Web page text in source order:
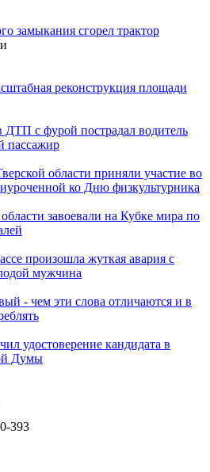
замыкания сгорел трактор
реконструкция площади
с фурой пострадал водитель
пассажир
области приняли участие во
ко Дню физкультурника
завоевали на Кубке мира по
произошла жуткая авария с
мужчина
- чем эти слова отличаются и в
удостоверение кандидата в
Думы
393